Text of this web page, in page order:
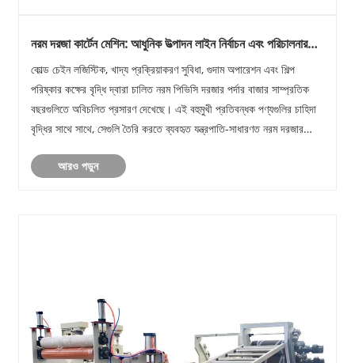
নরম দরজা কার্টেন মেশিন: আধুনিক উত্পাদন লাইন নির্বাচন এবং পরিচালনার
কোল্ড চেইন লজিস্টিক, খাদ্য প্রক্রিয়াকরণ সুবিধা, গুদাম অপারেশন এবং শিল্প
পরিষ্কার কক্ষের বৃদ্ধি দ্বারা চালিত নরম পিভিসি দরজার পর্দার বাজার সাম্প্রতিক
বছরগুলিতে অবিচলিত প্রসারণ দেখেছে। এই বহুমুখী প্রতিবন্ধক পণ্যগুলির চাহিদা
বৃদ্ধির সাথে সাথে, সেগুলি তৈরি করতে ব্যবহৃত যন্ত্রপাতি-সাধারণত নরম দরজার
আরও পড়ুন